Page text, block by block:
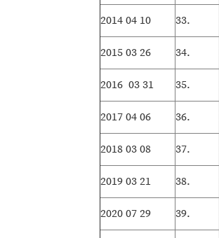
2014 04 10 33.
2015 03 26 34.
2016 03 31 35.
2017 04 06 36.
2018 03 08 37.
2019 03 21 38.
2020 07 29 39.